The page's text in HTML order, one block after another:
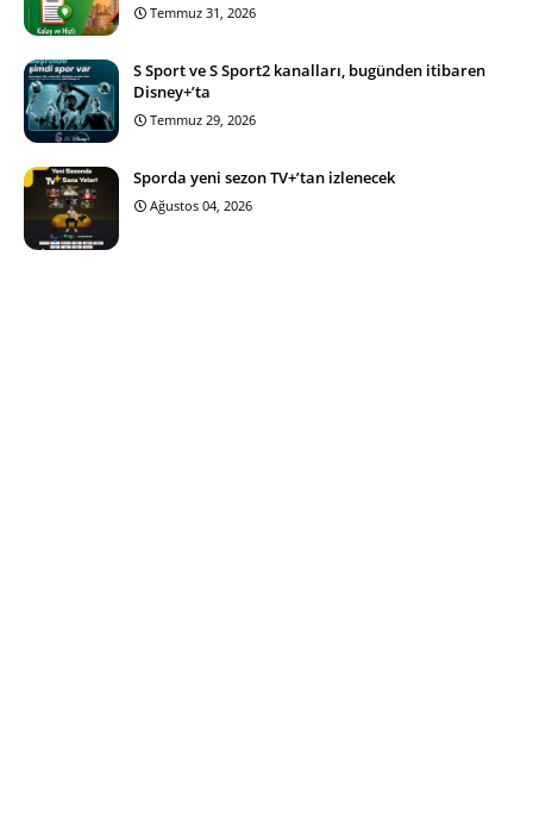
Temmuz 31, 2026
S Sport ve S Sport2 kanalları, bugünden itibaren
Disney+’ta
Temmuz 29, 2026
Sporda yeni sezon TV+’tan izlenecek
Ağustos 04, 2026